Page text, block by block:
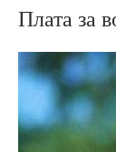
Плата за